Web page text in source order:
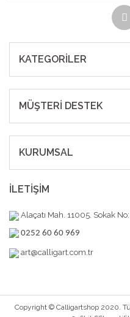
KATEGORİLER
MÜŞTERİ DESTEK
KURUMSAL
İLETİŞİM
Alaçatı Mah. 11005. Sokak
0252 60 60 969
art@calligart.com.tr
Copyright © Calligartshop 2020.